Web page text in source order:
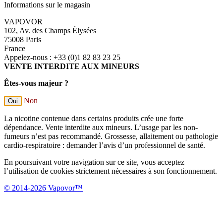
Informations sur le magasin
VAPOVOR
102, Av. des Champs Élysées
75008 Paris
France
Appelez-nous : +33 (0)1 82 83 23 25
VENTE INTERDITE AUX MINEURS
Êtes-vous majeur ?
Oui Non
La nicotine contenue dans certains produits crée une forte
dépendance. Vente interdite aux mineurs. L’usage par les non-
fumeurs n’est pas recommandé. Grossesse, allaitement ou pathologie
cardio-respiratoire : demander l’avis d’un professionnel de santé.
En poursuivant votre navigation sur ce site, vous acceptez
l’utilisation de cookies strictement nécessaires à son fonctionnement.
© 2014-2026 Vapovor™